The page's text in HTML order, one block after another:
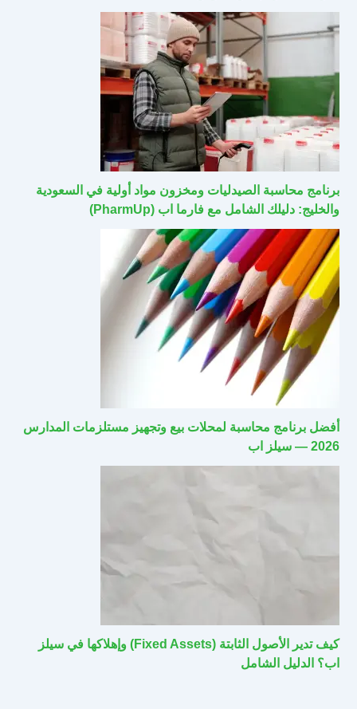
برنامج محاسبة الصيدليات ومخزون مواد أولية في السعودية
والخليج: دليلك الشامل مع فارما اب (PharmUp)
أفضل برنامج محاسبة لمحلات بيع وتجهيز مستلزمات المدارس
2026 — سيلز اب
كيف تدير الأصول الثابتة (Fixed Assets) وإهلاكها في سيلز
اب؟ الدليل الشامل